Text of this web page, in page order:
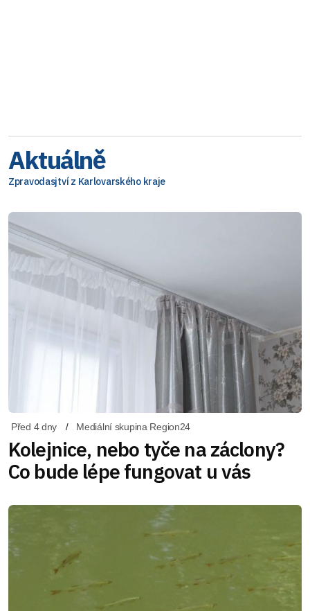
Aktuálně
Zpravodasjtví z Karlovarského kraje
Před 4 dny Mediální skupina Region24
Kolejnice, nebo tyče na záclony?
Co bude lépe fungovat u vás